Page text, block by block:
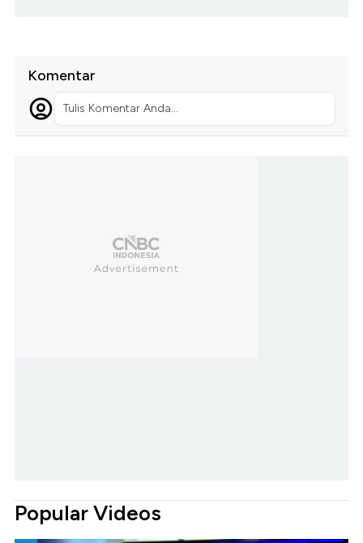
Komentar
Tulis Komentar Anda...
Popular Videos